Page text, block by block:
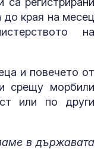
до края на месец
на
и повечето от
срещу морбили
или по други
в държавата